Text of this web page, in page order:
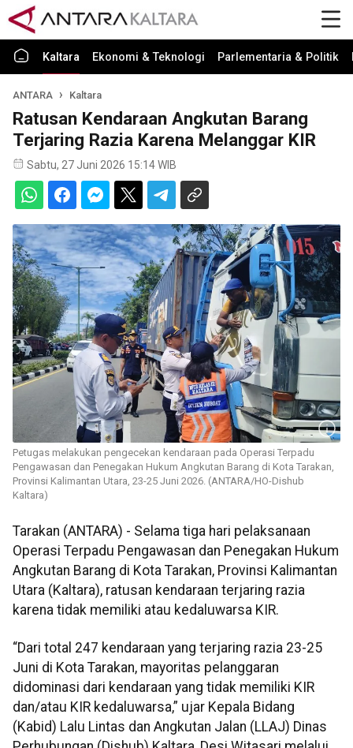
Kaltara Ekonomi & Teknologi Parlementaria & Politik
ANTARA Kaltara
Ratusan Kendaraan Angkutan Barang
Terjaring Razia Karena Melanggar KIR
Sabtu, 27 Juni 2026 15:14 WIB
Petugas melakukan pengecekan kendaraan pada Operasi Terpadu
Pengawasan dan Penegakan Hukum Angkutan Barang di Kota Tarakan,
Provinsi Kalimantan Utara, 23-25 Juni 2026. (ANTARA/HO-Dishub
Kaltara)
Tarakan (ANTARA) - Selama tiga hari pelaksanaan
Operasi Terpadu Pengawasan dan Penegakan Hukum
Angkutan Barang di Kota Tarakan, Provinsi Kalimantan
Utara (Kaltara), ratusan kendaraan terjaring razia
karena tidak memiliki atau kedaluwarsa KIR.
“Dari total 247 kendaraan yang terjaring razia 23-25
Juni di Kota Tarakan, mayoritas pelanggaran
didominasi dari kendaraan yang tidak memiliki KIR
dan/atau KIR kedaluwarsa,” ujar Kepala Bidang
(Kabid) Lalu Lintas dan Angkutan Jalan (LLAJ) Dinas